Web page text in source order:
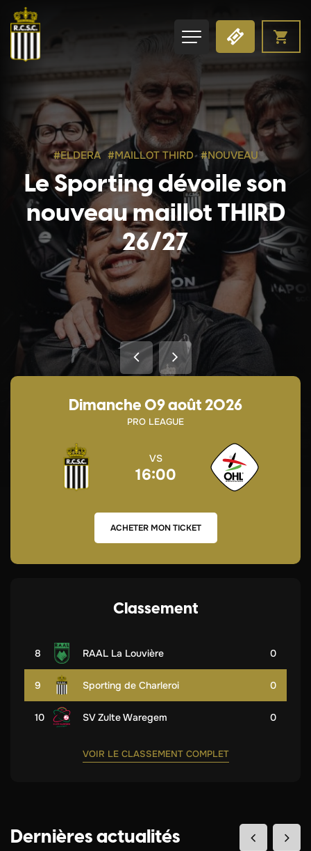
#ELDERA #MAILLOT THIRD #NOUVEAU
Le Sporting dévoile son
nouveau maillot THIRD
26/27
dimanche 09 août 2026
PRO LEAGUE
VS
16:00
ACHETER MON TICKET
Classement
8 RAAL La Louvière 0
9 Sporting de Charleroi 0
10 SV Zulte Waregem 0
VOIR LE CLASSEMENT COMPLET
Dernières actualités